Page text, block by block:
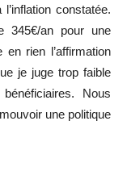
constatée.
345€/an pour une
rien l’affirmation
je juge trop faible
Nous
une politique